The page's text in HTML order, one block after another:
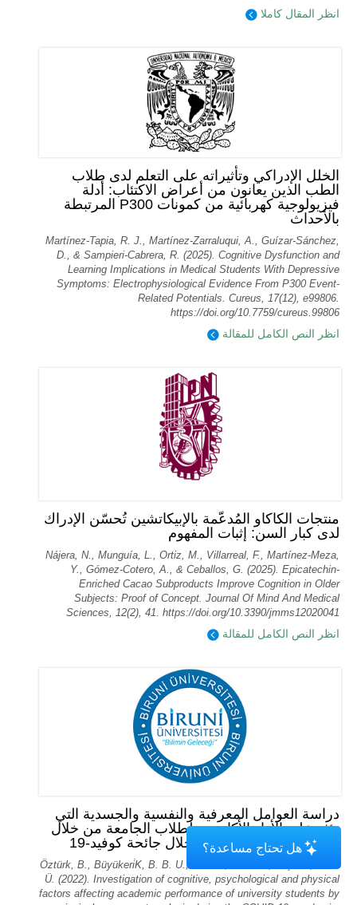
انظر المقال كاملا
الخلل الإدراكي وتأثيراته على التعلم لدى طلاب
الطب الذين يعانون من أعراض الاكتئاب: أدلة
فيزيولوجية كهربائية من كمونات P300 المرتبطة
بالأحداث
Martínez-Tapia, R. J., Martínez-Zarraluqui, A., Guízar-Sánchez,
D., & Sampieri-Cabrera, R. (2025). Cognitive Dysfunction and
Learning Implications in Medical Students With Depressive
Symptoms: Electrophysiological Evidence From P300 Event-
Related Potentials. Cureus, 17(12), e99806.
https://doi.org/10.7759/cureus.99806
انظر النص الكامل للمقالة
منتجات الكاكاو المُدعّمة بالإبيكاتشين تُحسّن الإدراك
لدى كبار السن: إثبات المفهوم
Nájera, N., Munguía, L., Ortiz, M., Villarreal, F., Martínez-Meza,
Y., Gómez-Cotero, A., & Ceballos, G. (2025). Epicatechin-
Enriched Cacao Subproducts Improve Cognition in Older
Subjects: Proof of Concept. Journal Of Mind And Medical
Sciences, 12(2), 41. https://doi.org/10.3390/jmms12020041
انظر النص الكامل للمقالة
دراسة العوامل المعرفية والنفسية والجسدية التي
تؤثر على الأداء الأكاديمي لطلاب الجامعة من خلال
تحليل المكونات الرئيسية خلال جائحة كوفيد-19
Öztürk, B., Büyükeri̇K, B. B. U., Akarsu, R. B. U., & Çeli̇K, Y. B.
Ü. (2022). Investigation of cognitive, psychological and physical
factors affecting academic performance of university students by
هل تحتاج مساعدة؟